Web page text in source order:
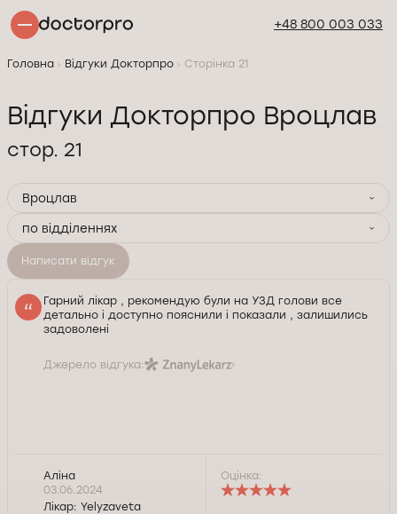
+48 800 003 033
Головна Відгуки Докторпро Сторінка 21
Відгуки Докторпро Вроцлав
стор. 21
Вроцлав
по відділеннях
Написати відгук
Гарний лікар , рекомендую були на УЗД голови все
детально і доступно пояснили і показали , залишились
задоволені
Джерело відгука:
Аліна
03.06.2024
Лікар: Yelyzaveta
Оцінка: